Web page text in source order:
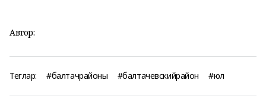
Автор:
Теглар: #балтачрайоны #балтачевскийрайон #юл